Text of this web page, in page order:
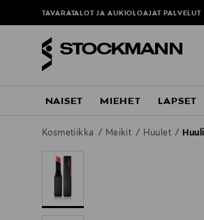
TAVARATALOT JA AUKIOLOAJAT PALVELUT
NAISET MIEHET LAPSET
Kosmetiikka Meikit Huulet